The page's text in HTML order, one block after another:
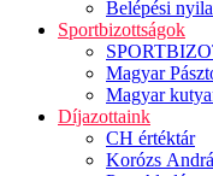
Belépési
Sportbizottságok
Magyar
Magyar
Díjazottaink
CH értéktár
Korózs